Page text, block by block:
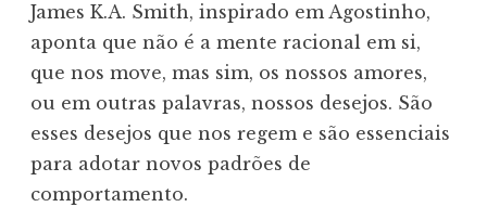
James K.A. Smith, inspirado em Agostinho,
aponta que não é a mente racional em si,
que nos move, mas sim, os nossos amores,
ou em outras palavras, nossos desejos. São
esses desejos que nos regem e são essenciais
para adotar novos padrões de
comportamento.